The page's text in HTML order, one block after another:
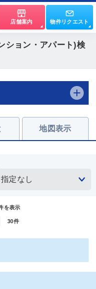
店舗案内 物件リクエスト
ション・アパート)検
地図表示
を表示
30件